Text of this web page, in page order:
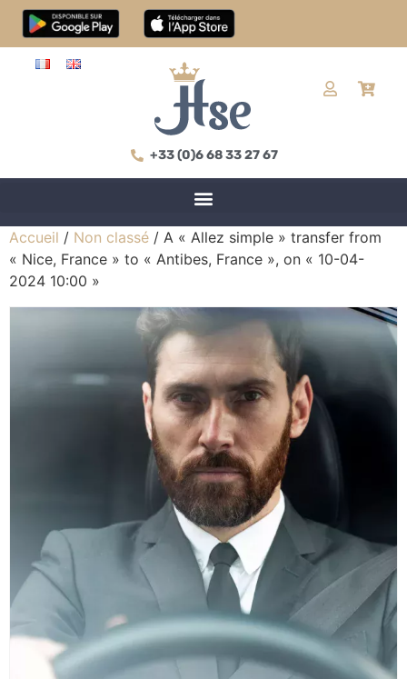
+33 (0)6 68 33 27 67
Accueil / Non classé / A « Allez simple » transfer from
« Nice, France » to « Antibes, France », on « 10-04-
2024 10:00 »